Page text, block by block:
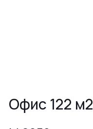
Офис 122 м2